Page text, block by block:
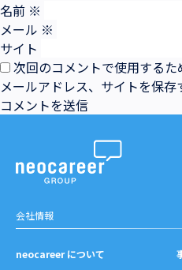
名前 ※
メール ※
サイト
次回のコメントで使用するた
メールアドレス、サイトを保存
会社情報
neocareer について